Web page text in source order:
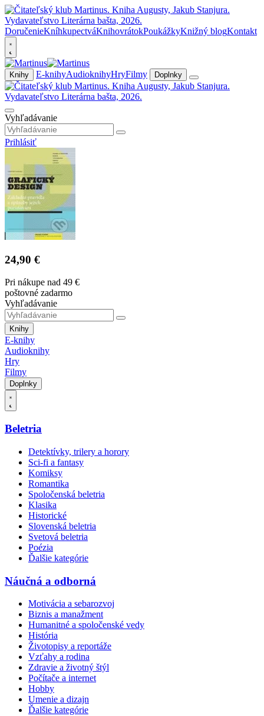
DoručenieKníhkupectváKnihovrátokPoukážkyKnižný blogKontakt
Knihy E-knihyAudioknihyHryFilmy Doplnky
Vyhľadávanie
Prihlásiť
24,90 €
Pri nákupe nad 49 €
poštovné zadarmo
Vyhľadávanie
Knihy
E-knihy
Audioknihy
Hry
Filmy
Doplnky
Beletria
Detektívky, trilery a horory
Sci-fi a fantasy
Komiksy
Romantika
Spoločenská beletria
Klasika
Historické
Slovenská beletria
Svetová beletria
Poézia
Ďalšie kategórie
Náučná a odborná
Motivácia a sebarozvoj
Biznis a manažment
Humanitné a spoločenské vedy
História
Životopisy a reportáže
Vzťahy a rodina
Zdravie a životný štýl
Počítače a internet
Hobby
Umenie a dizajn
Ďalšie kategórie